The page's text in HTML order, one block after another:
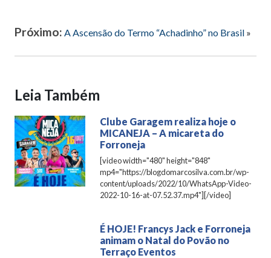
Próximo: A Ascensão do Termo “Achadinho” no Brasil »
Leia Também
Clube Garagem realiza hoje o
MICANEJA – A micareta do
Forroneja
[video width="480" height="848"
mp4="https://blogdomarcosilva.com.br/wp-
content/uploads/2022/10/WhatsApp-Video-
2022-10-16-at-07.52.37.mp4"][/video]
É HOJE! Francys Jack e Forroneja
animam o Natal do Povão no
Terraço Eventos